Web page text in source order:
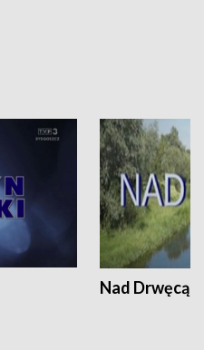
Nad Drwęcą